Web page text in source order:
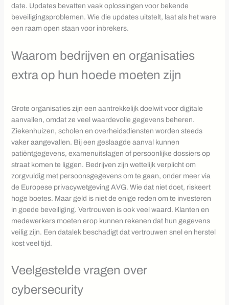
date. Updates bevatten vaak oplossingen voor bekende
beveiligingsproblemen. Wie die updates uitstelt, laat als het ware
een raam open staan voor inbrekers.
Waarom bedrijven en organisaties
extra op hun hoede moeten zijn
Grote organisaties zijn een aantrekkelijk doelwit voor digitale
aanvallen, omdat ze veel waardevolle gegevens beheren.
Ziekenhuizen, scholen en overheidsdiensten worden steeds
vaker aangevallen. Bij een geslaagde aanval kunnen
patiëntgegevens, examenuitslagen of persoonlijke dossiers op
straat komen te liggen. Bedrijven zijn wettelijk verplicht om
zorgvuldig met persoonsgegevens om te gaan, onder meer via
de Europese privacywetgeving AVG. Wie dat niet doet, riskeert
hoge boetes. Maar geld is niet de enige reden om te investeren
in goede beveiliging. Vertrouwen is ook veel waard. Klanten en
medewerkers moeten erop kunnen rekenen dat hun gegevens
veilig zijn. Een datalek beschadigt dat vertrouwen snel en herstel
kost veel tijd.
Veelgestelde vragen over
cybersecurity